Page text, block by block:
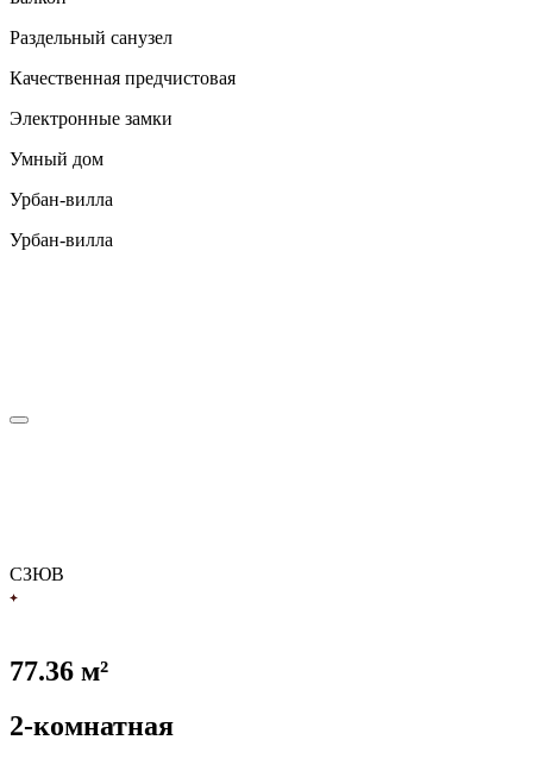
Раздельный санузел
Качественная предчистовая
Электронные замки
Умный дом
Урбан-вилла
Урбан-вилла
СЗЮВ
77.36 м²
2-комнатная